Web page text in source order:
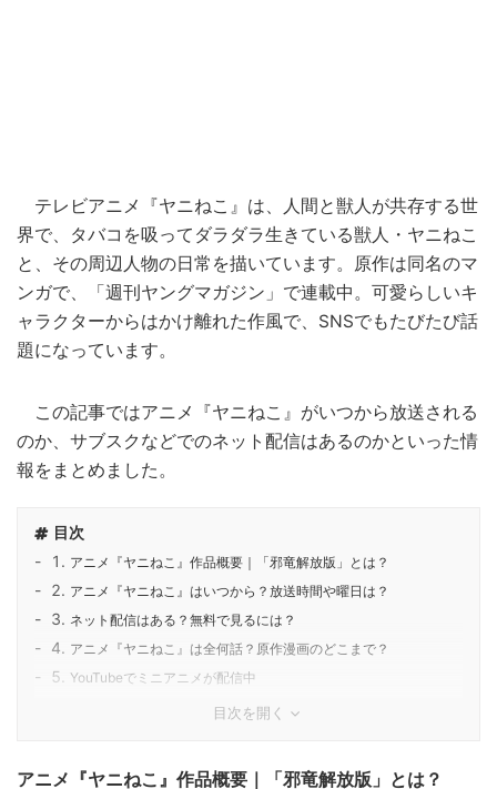
テレビアニメ『ヤニねこ』は、人間と獣人が共存する世
界で、タバコを吸ってダラダラ生きている獣人・ヤニねこ
と、その周辺人物の日常を描いています。原作は同名のマ
ンガで、「週刊ヤングマガジン」で連載中。可愛らしいキ
ャラクターからはかけ離れた作風で、SNSでもたびたび話
題になっています。
この記事ではアニメ『ヤニねこ』がいつから放送される
のか、サブスクなどでのネット配信はあるのかといった情
報をまとめました。
目次
アニメ『ヤニねこ』作品概要｜「邪竜解放版」とは？
アニメ『ヤニねこ』はいつから？放送時間や曜日は？
ネット配信はある？無料で見るには？
アニメ『ヤニねこ』は全何話？原作漫画のどこまで？
YouTubeでミニアニメが配信中
目次を開く
アニメ『ヤニねこ』作品概要｜「邪竜解放版」とは？